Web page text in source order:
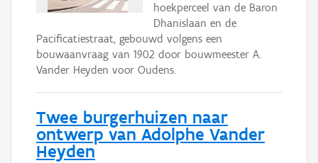
hoekperceel van de Baron
Dhanislaan en de
Pacificatiestraat, gebouwd volgens een
bouwaanvraag van 1902 door bouwmeester A.
Vander Heyden voor Oudens.
Twee burgerhuizen naar
ontwerp van Adolphe Vander
Heyden